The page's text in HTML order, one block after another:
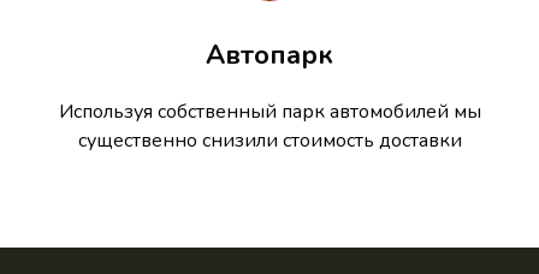
Автопарк
Используя собственный парк автомобилей мы
существенно снизили стоимость доставки